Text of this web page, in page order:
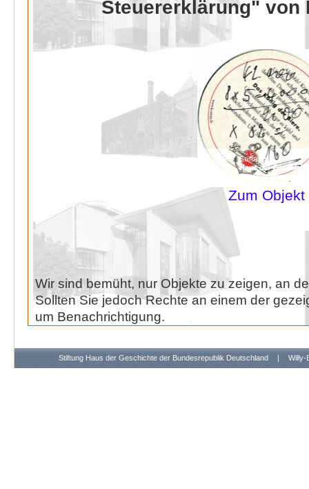
Steuererklärung" von
Zum Objekt
Wir sind bemüht, nur Objekte zu zeigen, an
Sollten Sie jedoch Rechte an einem der
um Benachrichtigung.
Stiftung Haus der Geschichte der Bundesrepublik Deutschland | Willy-